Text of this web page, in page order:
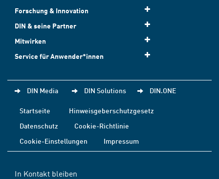
Forschung & Innovation
DIN & seine Partner
Mitwirken
Service für Anwender*innen
DIN Media DIN Solutions DIN.ONE
Startseite
Hinweisgeberschutzgesetz
Datenschutz
Cookie-Richtlinie
Cookie-Einstellungen
Impressum
In Kontakt bleiben